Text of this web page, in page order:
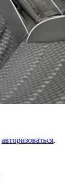
авторизоваться.